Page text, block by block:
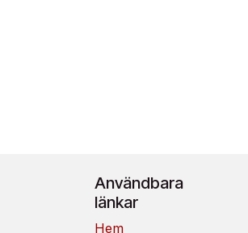
Användbara
länkar
Hem